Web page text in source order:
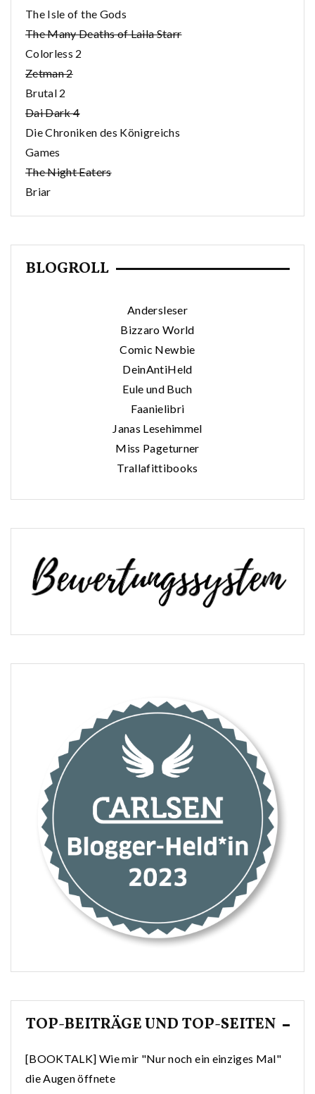
The Isle of the Gods
The Many Deaths of Laila Starr
Colorless 2
Zetman 2
Brutal 2
Dai Dark 4
Die Chroniken des Königreichs
Games
The Night Eaters
Briar
BLOGROLL
Andersleser
Bizzaro World
Comic Newbie
DeinAntiHeld
Eule und Buch
Faanielibri
Janas Lesehimmel
Miss Pageturner
Trallafittibooks
TOP-BEITRÄGE UND TOP-SEITEN
[BOOKTALK] Wie mir "Nur noch ein einziges Mal"
die Augen öffnete